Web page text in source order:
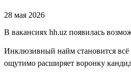
28 мая 2026
В вакансиях hh.uz появилась
Инклюзивный найм становится всё
ощутимо расширяет воронку